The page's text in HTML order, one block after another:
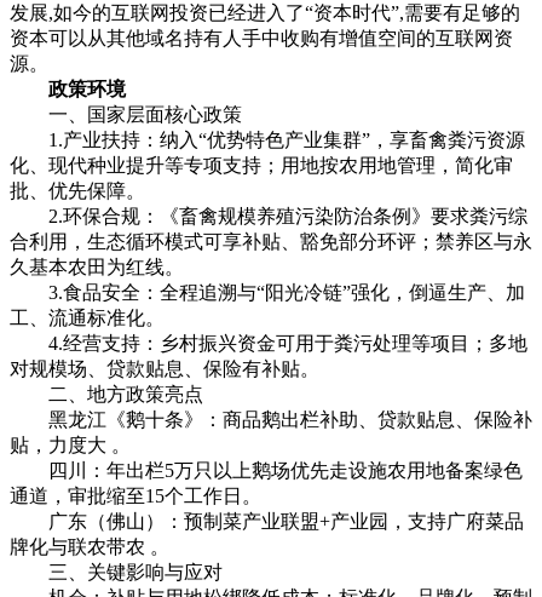
发展,如今的互联网投资已经进入了“资本时代”,需要有足够的
资本可以从其他域名持有人手中收购有增值空间的互联网资
源。
政策环境
一、国家层面核心政策
1.产业扶持：纳入“优势特色产业集群”，享畜禽粪污资源
化、现代种业提升等专项支持；用地按农用地管理，简化审
批、优先保障。
2.环保合规：《畜禽规模养殖污染防治条例》要求粪污综
合利用，生态循环模式可享补贴、豁免部分环评；禁养区与永
久基本农田为红线。
3.食品安全：全程追溯与“阳光冷链”强化，倒逼生产、加
工、流通标准化。
4.经营支持：乡村振兴资金可用于粪污处理等项目；多地
对规模场、贷款贴息、保险有补贴。
二、地方政策亮点
黑龙江《鹅十条》：商品鹅出栏补助、贷款贴息、保险补
贴，力度大 。
四川：年出栏5万只以上鹅场优先走设施农用地备案绿色
通道，审批缩至15个工作日。
广东（佛山）：预制菜产业联盟+产业园，支持广府菜品
牌化与联农带农 。
三、关键影响与应对